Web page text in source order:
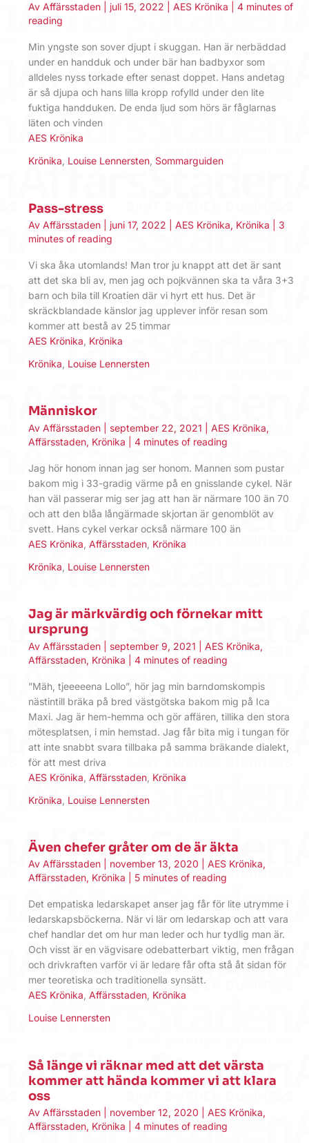
Av Affärsstaden juli 15, 2022 AES Krönika
4 minutes of
reading
Min yngste son sover djupt i skuggan. Han är nerbäddad
under en handduk och under bär han badbyxor som
alldeles nyss torkade efter senast doppet. Hans andetag
är så djupa och hans lilla kropp rofylld under den lite
fuktiga handduken. De enda ljud som hörs är fåglarnas
läten och vinden
AES Krönika
Krönika, Louise Lennersten, Sommarguiden
Pass-stress
Av Affärsstaden juni 17, 2022 AES Krönika, Krönika
3
minutes of reading
Vi ska åka utomlands! Man tror ju knappt att det är sant
att det ska bli av, men jag och pojkvännen ska ta våra 3+3
barn och bila till Kroatien där vi hyrt ett hus. Det är
skräckblandade känslor jag upplever inför resan som
kommer att bestå av 25 timmar
AES Krönika Krönika
Krönika Louise Lennersten
Människor
Av Affärsstaden september 22, 2021 AES Krönika,
Affärsstaden, Krönika 4 minutes of reading
Jag hör honom innan jag ser honom. Mannen som pustar
bakom mig i 33-gradig värme på en gnisslande cykel. När
han väl passerar mig ser jag att han är närmare 100 än 70
och att den blåa långärmade skjortan är genomblöt av
svett. Hans cykel verkar också närmare 100 än
AES Krönika Affärsstaden Krönika
Krönika Louise Lennersten
Jag är märkvärdig och förnekar mitt
ursprung
Av Affärsstaden september 9, 2021 AES Krönika,
Affärsstaden, Krönika 4 minutes of reading
”Mäh, tjeeeeena Lollo”, hör jag min barndomskompis
nästintill bräka på bred västgötska bakom mig på Ica
Maxi. Jag är hem-hemma och gör affären, tillika den stora
mötesplatsen, i min hemstad. Jag får bita mig i tungan för
att inte snabbt svara tillbaka på samma bräkande dialekt,
för att mest driva
AES Krönika Affärsstaden Krönika
Krönika Louise Lennersten
Även chefer gråter om de är äkta
Av Affärsstaden november 13, 2020 AES Krönika,
Affärsstaden, Krönika 5 minutes of reading
Det empatiska ledarskapet anser jag får för lite utrymme i
ledarskapsböckerna. När vi lär om ledarskap och att vara
chef handlar det om hur man leder och hur tydlig man är.
Och visst är en vägvisare odebatterbart viktig, men frågan
och drivkraften varför vi är ledare får ofta stå åt sidan för
mer teoretiska och traditionella synsätt.
AES Krönika Affärsstaden Krönika
Louise Lennersten
Så länge vi räknar med att det värsta
kommer att hända kommer vi att klara
oss
Av Affärsstaden november 12, 2020 AES Krönika,
Affärsstaden, Krönika 4 minutes of reading